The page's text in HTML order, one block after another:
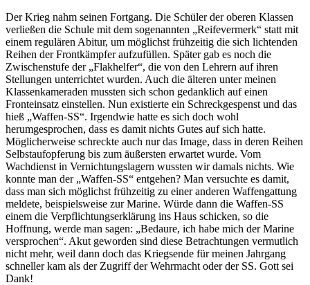
Der Krieg nahm seinen Fortgang. Die Schüler der oberen Klassen
verließen die Schule mit dem sogenannten
Reifevermerk
statt mit
einem regulären Abitur, um möglichst frühzeitig die sich lichtenden
Reihen der Frontkämpfer aufzufüllen. Später gab es noch die
Zwischenstufe der Flakhelfer , die von den Lehrern auf ihren
Stellungen unterrichtet wurden. Auch die älteren unter meinen
Klassenkameraden mussten sich schon gedanklich auf einen
Fronteinsatz einstellen. Nun existierte ein Schreckgespenst und das
hieß
Waffen-SS . Irgendwie hatte es sich doch wohl
herumgesprochen, dass es damit nichts Gutes auf sich hatte.
Möglicherweise schreckte auch nur das Image, dass in deren Reihen
Selbstaufopferung bis zum äußersten erwartet wurde. Vom
Wachdienst in Vernichtungslagern wussten wir damals nichts. Wie
konnte man der Waffen-SS
entgehen? Man versuchte es damit,
dass man sich möglichst frühzeitig zu einer anderen Waffengattung
meldete, beispielsweise zur Marine. Würde dann die Waffen-SS
einem die Verpflichtungserklärung ins Haus schicken, so die
Hoffnung, werde man sagen:
Bedaure, ich habe mich der Marine
versprochen . Akut geworden sind diese Betrachtungen vermutlich
nicht mehr, weil dann doch das Kriegsende für meinen Jahrgang
schneller kam als der Zugriff der Wehrmacht oder der SS. Gott sei
Dank!